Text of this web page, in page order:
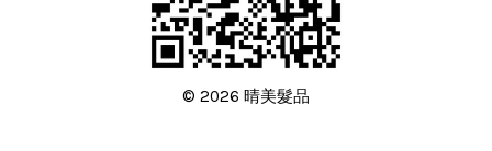
© 2026 晴美髮品